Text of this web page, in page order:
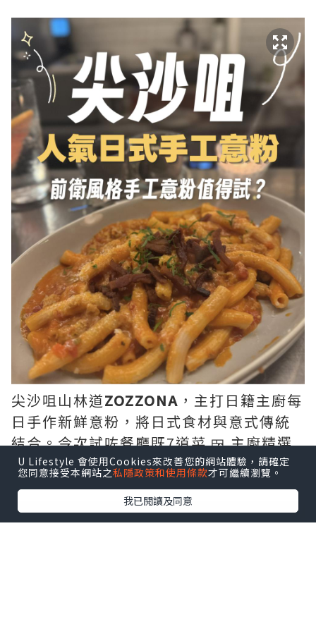
尖沙咀山林道ZOZZONA ，主打日籍主廚每
日手作新鮮意粉，將日式食材與意式傳統
結合。今次試咗餐廳既7道菜 🍱 主廚精選
套餐 (Omakase Menu) $458/person。
U Lifestyle 會使用Cookies來改善您的網站體驗，請確定
您同意接受本網站之私隱政策和使用條款才可繼續瀏覽。
我已閱讀及同意